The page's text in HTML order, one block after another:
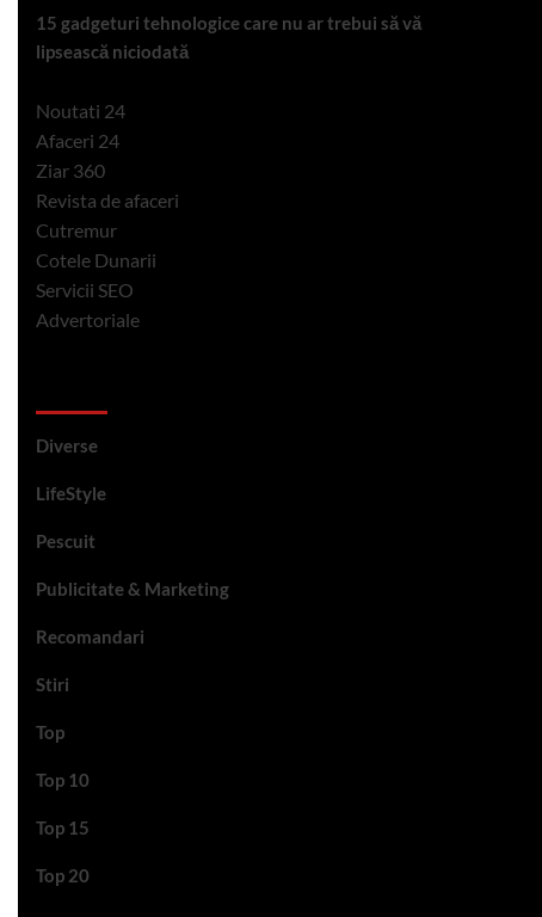
15 gadgeturi tehnologice care nu ar trebui să vă
lipsească niciodată
Noutati 24
Afaceri 24
Ziar 360
Revista de afaceri
Cutremur
Cotele Dunarii
Servicii SEO
Advertoriale
Diverse
LifeStyle
Pescuit
Publicitate & Marketing
Recomandari
Stiri
Top
Top 10
Top 15
Top 20